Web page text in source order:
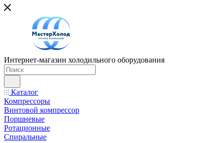
Интернет-магазин холодильного оборудования
Каталог
Компрессоры
Винтовой компрессор
Поршневые
Ротационные
Спиральные